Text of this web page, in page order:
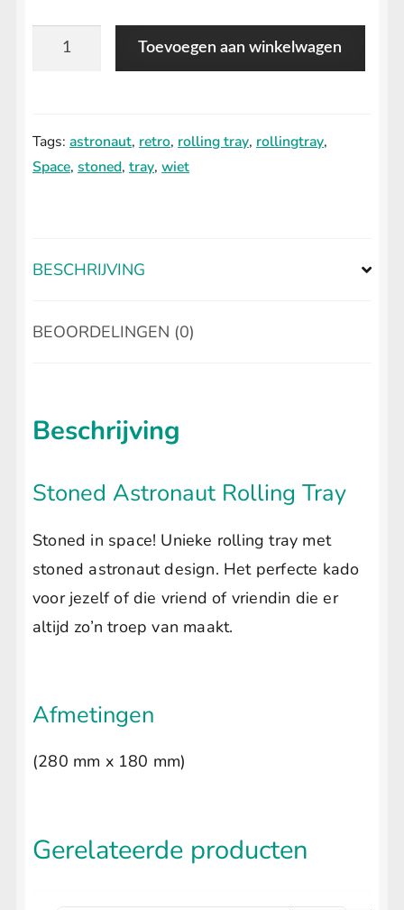
Stoned
aantal
Toevoegen aan winkelwagen
Tags: astronaut, retro, rolling tray, rollingtray,
Space, stoned, tray, wiet
BESCHRIJVING
BEOORDELINGEN (0)
Beschrijving
Stoned Astronaut Rolling Tray
Stoned in space! Unieke rolling tray met
stoned astronaut design. Het perfecte kado
voor jezelf of die vriend of vriendin die er
altijd zo’n troep van maakt.
Afmetingen
(280 mm x 180 mm)
Gerelateerde producten